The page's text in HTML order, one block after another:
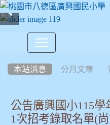
本站消息 分月文章
公告廣興國小115
1次招考錄取名單(